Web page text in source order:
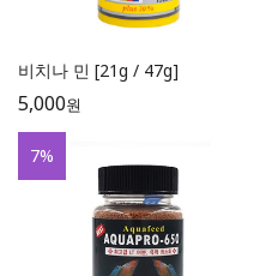
비치나 민 [21g / 47g]
5,000원
7%